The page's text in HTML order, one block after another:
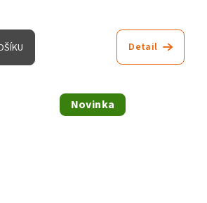
Detail
Novinka